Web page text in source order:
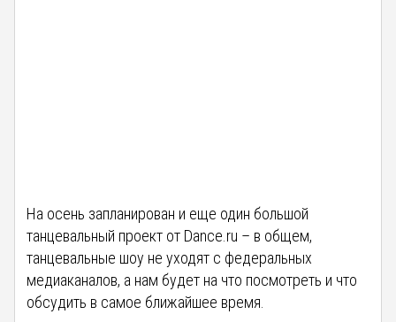
На осень запланирован и еще один большой
танцевальный проект от Dance.ru – в общем,
танцевальные шоу не уходят с федеральных
медиаканалов, а нам будет на что посмотреть и что
обсудить в самое ближайшее время.